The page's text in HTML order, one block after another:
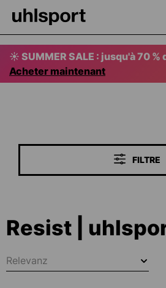
principal
☀️ SUMMER SALE : jusqu'à 70
Acheter maintenant
FILTRE
Resist |
Relevanz